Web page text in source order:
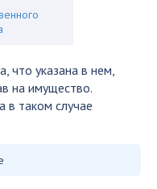
что указана в нем,
на имущество.
в таком случае